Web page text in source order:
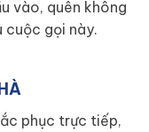
vào, quên không
cuộc gọi này.
phục trực tiếp,